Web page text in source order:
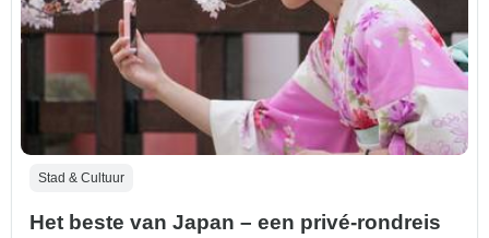
Stad & Cultuur
Het beste van Japan – een privé-rondreis